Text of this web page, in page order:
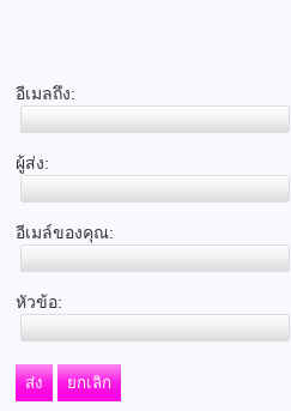
อีเมลถึง:
ผู้ส่ง:
อีเมล์ของคุณ:
หัวข้อ:
ส่ง ยกเลิก